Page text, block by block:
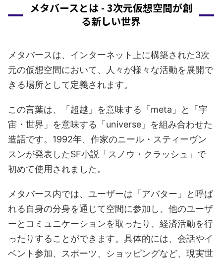
メタバースとは - 3次元仮想空間が創
る新しい世界
メタバースは、インターネット上に構築された3次
元の仮想空間において、人々が様々な活動を展開で
きる場所として定義されます。
この言葉は、「超越」を意味する「meta」と「宇
宙・世界」を意味する「universe」を組み合わせた
造語です。1992年、作家のニール・スティーヴン
スンが発表したSF小説「スノウ・クラッシュ」で
初めて使用されました。
メタバース内では、ユーザーは「アバター」と呼ば
れる自身の分身を通じて空間に参加し、他のユーザ
ーとコミュニケーションを取ったり、経済活動を行
ったりすることができます。具体的には、会話やイ
ベント参加、スポーツ、ショッピングなど、現実世